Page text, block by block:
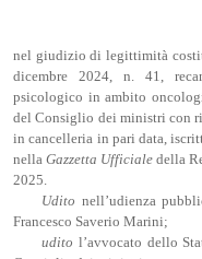
nel giudizio di legittimità
dicembre 2024, n. 41,
psicologico in ambito
del Consiglio dei ministri con
in cancelleria in pari data,
nella Gazzetta Ufficiale della
2025.
Udito nell’udienza
Francesco Saverio Marini;
udito l’avvocato dello